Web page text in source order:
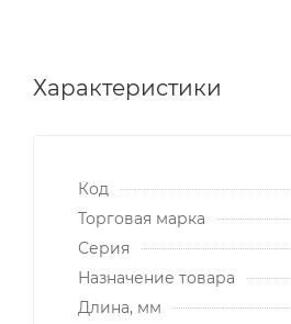
Характеристики
Код
Торговая марка
Серия
Назначение товара
Длина, мм